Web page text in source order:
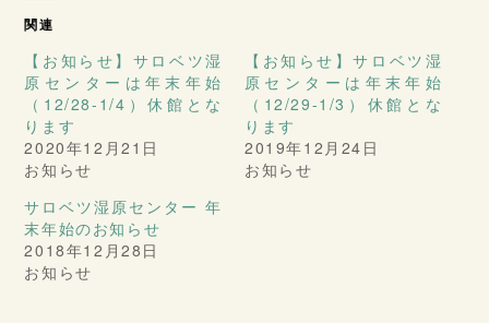
関連
【お知らせ】サロベツ湿
原センターは年末年始
（12/28-1/4）休館とな
ります
2020年12月21日
お知らせ
【お知らせ】サロベツ湿
原センターは年末年始
（12/29-1/3）休館とな
ります
2019年12月24日
お知らせ
サロベツ湿原センター 年
末年始のお知らせ
2018年12月28日
お知らせ